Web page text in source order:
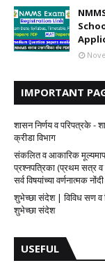
IMPORTANT
शासन निर्णय व परिपत्रके -
क्रीडा विभाग
संकलित व आकारिक
प्रश्नपत्रिका (प्रथम सत्र व
सर्व विषयांच्या वर्णनात्मक नोंदी
शुभेच्छा संदेश | विविध सण व
शुभेच्छा संदेश
USEFUL